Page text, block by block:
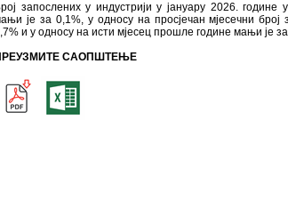
запослених у индустрији у јануару 2026.
је за 0,1%, у односу на просјечан мјесечни
и у односу на исти мјесец прошле године мањи је
САОПШТЕЊЕ